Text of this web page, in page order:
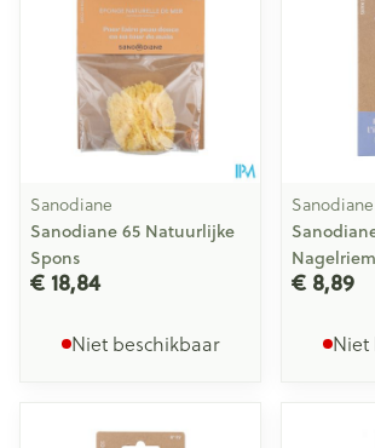
Sanodiane
Sanodiane 65 Natuurlijke
Spons
€ 18,84
Niet beschikbaar
Sanodiane
€ 8,89
Niet